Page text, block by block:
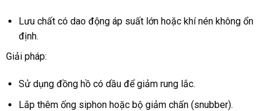
Lưu chất có dao động áp suất lớn hoặc khí nén không ổn
định.
Giải pháp:
Sử dụng đồng hồ có dầu để giảm rung lắc.
Lắp thêm ống siphon hoặc bộ giảm chấn (snubber).